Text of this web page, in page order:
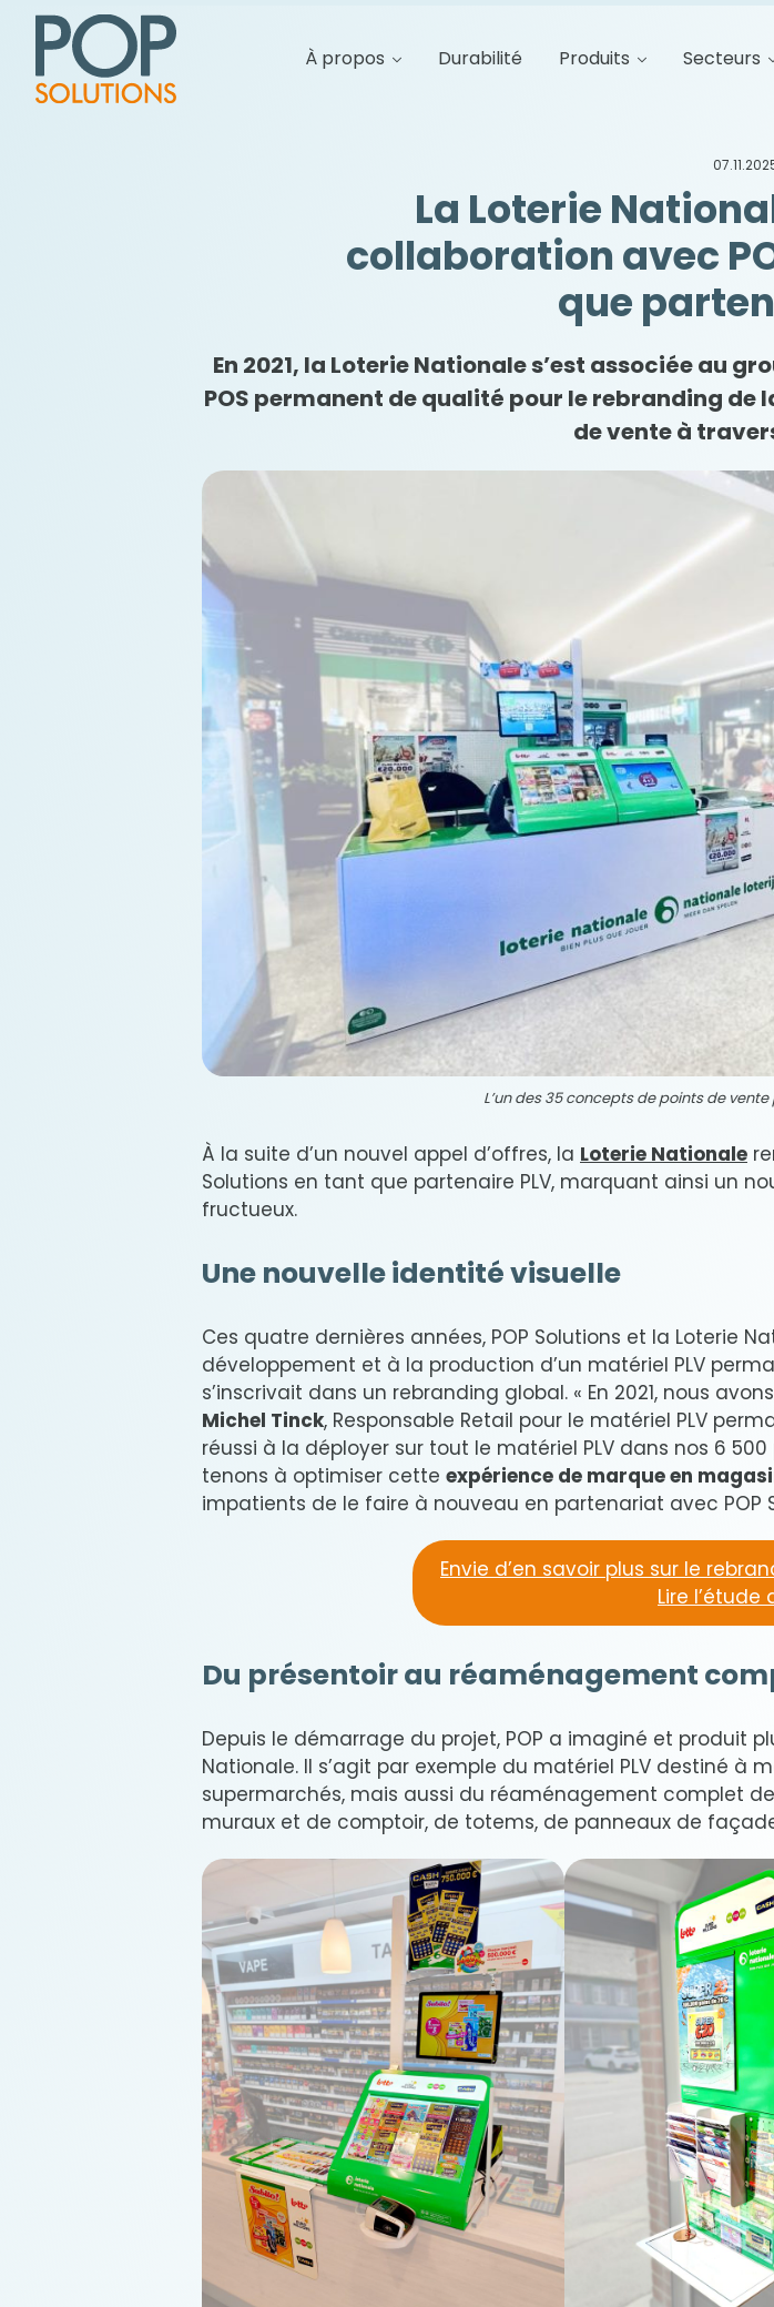
À propos Durabilité Produits Secteurs
La Loterie
collaboration avec
que
En 2021, la Loterie Nationale s’est associée au
POS permanent de qualité pour le rebranding de
de vente à
L’un des 35 concepts de points de
À la suite d’un nouvel appel d’offres, la Loterie Nationale
Solutions en tant que partenaire PLV, marquant ainsi un
fructueux.
Une nouvelle identité visuelle
Ces quatre dernières années, POP Solutions et la Loterie
développement et à la production d’un matériel PLV
s’inscrivait dans un rebranding global. « En 2021, nous
Michel Tinck, Responsable Retail pour le matériel PLV
réussi à la déployer sur tout le matériel PLV dans nos 6
tenons à optimiser cette expérience de marque en
impatients de le faire à nouveau en partenariat avec POP
Envie d’en savoir plus sur le
Lire l’étude
Du présentoir au réaménagement
Depuis le démarrage du projet, POP a imaginé et produit
Nationale. Il s’agit par exemple du matériel PLV destiné à
supermarchés, mais aussi du réaménagement complet
muraux et de comptoir, de totems, de panneaux de